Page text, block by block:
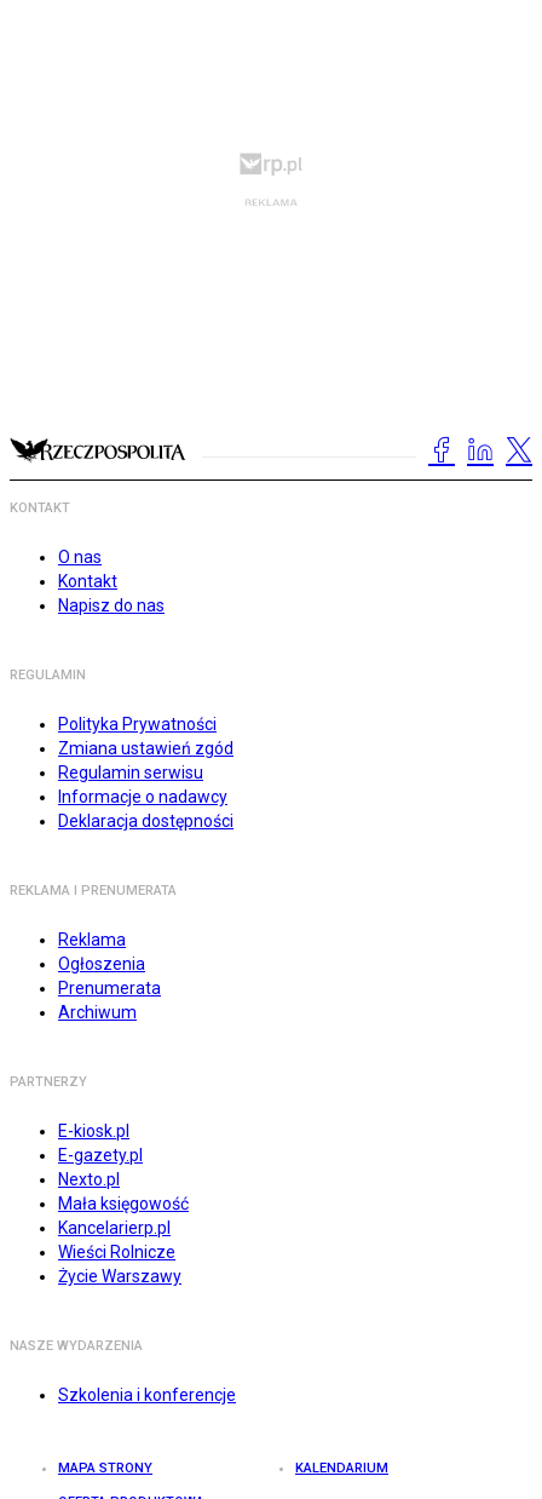
KONTAKT
O nas
Kontakt
Napisz do nas
REGULAMIN
Polityka Prywatności
Zmiana ustawień zgód
Regulamin serwisu
Informacje o nadawcy
Deklaracja dostępności
REKLAMA I PRENUMERATA
Reklama
Ogłoszenia
Prenumerata
Archiwum
PARTNERZY
E-kiosk.pl
E-gazety.pl
Nexto.pl
Mała księgowość
Kancelarierp.pl
Wieści Rolnicze
Życie Warszawy
NASZE WYDARZENIA
Szkolenia i konferencje
MAPA STRONY KALENDARIUM